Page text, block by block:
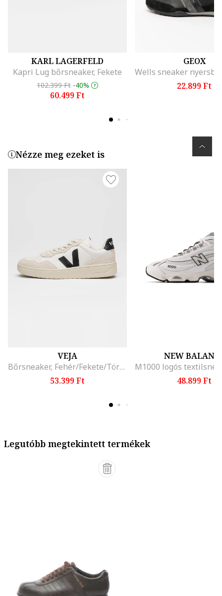
KARL LAGERFELD
Kapri Lug bőrsneaker, Fekete
102.399 Ft -40%
60.499 Ft
GEOX
22.899 Ft
Nézze meg ezeket is
VEJA
Bőrsneaker, Fehér/Fekete/Törtfehér
53.399 Ft
NEW
48.899 Ft
Legutóbb megtekintett termékek